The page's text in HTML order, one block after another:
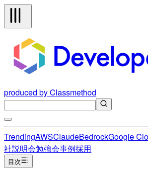
produced by Classmethod
TrendingAWSClaudeBedrockGoogle
社説明会勉強会事例採用
目次